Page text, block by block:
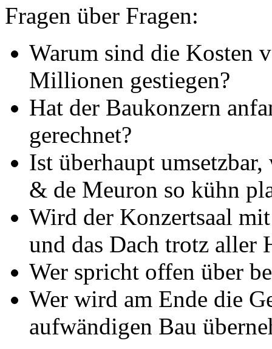
Fragen über Fragen:
Warum sind die Kosten
Millionen gestiegen?
Hat der Baukonzern
gerechnet?
Ist überhaupt
& de Meuron so kühn
Wird der Konzertsaal
und das Dach trotz aller
Wer spricht offen über
Wer wird am Ende die
aufwändigen Bau